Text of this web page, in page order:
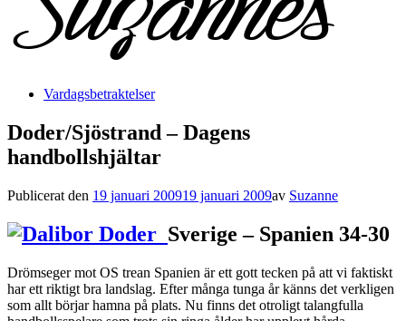
Vardagsbetraktelser
Doder/Sjöstrand – Dagens
handbollshjältar
Publicerat den 19 januari 200919 januari 2009av Suzanne
Sverige – Spanien 34-30
Drömseger mot OS trean Spanien är ett gott tecken på att vi faktiskt
har ett riktigt bra landslag. Efter många tunga år känns det verkligen
som allt börjar hamna på plats. Nu finns det otroligt talangfulla